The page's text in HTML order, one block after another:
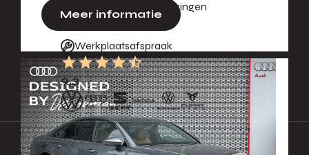
Vestigingen
Werkplaatsafspraak
9.3
Meer informatie